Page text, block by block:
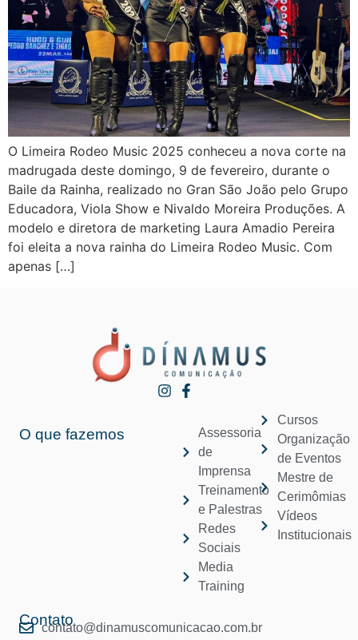
O Limeira Rodeo Music 2025 conheceu a nova corte na
madrugada deste domingo, 9 de fevereiro, durante o
Baile da Rainha, realizado no Gran São João pelo Grupo
Educadora, Viola Show e Nivaldo Moreira Produções. A
modelo e diretora de marketing Laura Amadio Pereira
foi eleita a nova rainha do Limeira Rodeo Music. Com
apenas […]
O que fazemos
Assessoria
de
Imprensa
Treinamento
e Palestras
Redes
Sociais
Media
Training
Cursos
Organização
de Eventos
Mestre de
Cerimômias
Vídeos
Institucionais
Contato
contato@dinamuscomunicacao.com.br